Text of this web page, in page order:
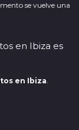
se vuelve una
en Ibiza es
en Ibiza